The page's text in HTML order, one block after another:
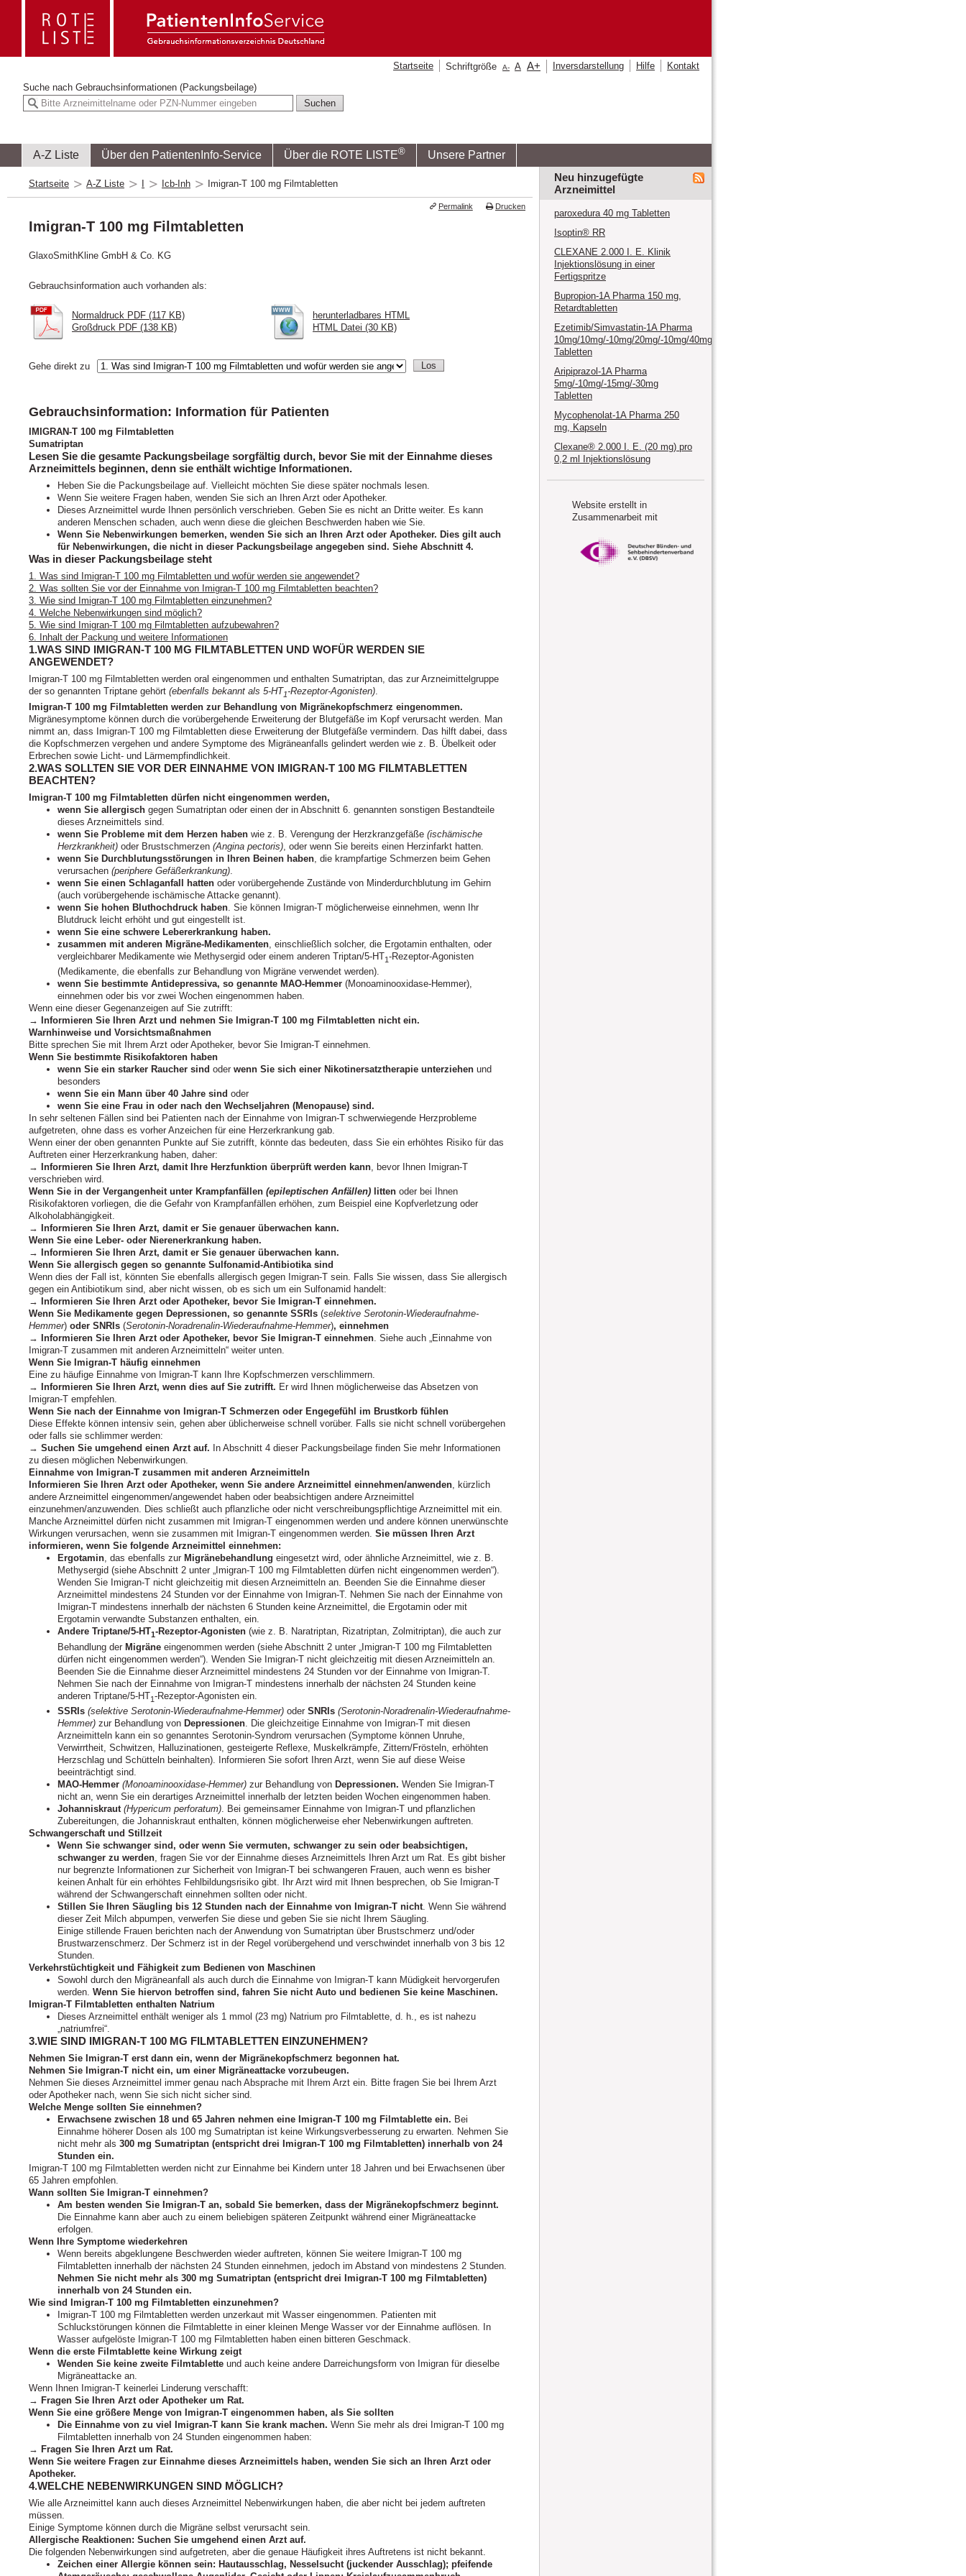
Suche nach Gebrauchsinformationen (Packungsbeilage)
A-Z Liste Über den PatientenInfo-Service Über die ROTE LISTE® Unsere Partner
Startseite Schriftgröße A- A A+ Inversdarstellung Hilfe Kontakt
Startseite A-Z Liste Icb-Inh Imigran-T 100 mg Filmtabletten
Imigran-T 100 mg Filmtabletten
GlaxoSmithKline GmbH & Co. KG
Gebrauchsinformation auch vorhanden als:
Normaldruck PDF (117 KB)
Großdruck PDF (138 KB)
herunterladbares HTML
HTML Datei (30 KB)
Gehe direkt zu
Gebrauchsinformation: Information für Patienten
IMIGRAN-T 100 mg Filmtabletten
Sumatriptan
Lesen Sie die gesamte Packungsbeilage sorgfältig durch, bevor Sie mit der Einnahme dieses
Arzneimittels beginnen, denn sie enthält wichtige Informationen.
Heben Sie die Packungsbeilage auf. Vielleicht möchten Sie diese später nochmals lesen.
Wenn Sie weitere Fragen haben, wenden Sie sich an Ihren Arzt oder Apotheker.
Dieses Arzneimittel wurde Ihnen persönlich verschrieben. Geben Sie es nicht an Dritte weiter. Es kann
anderen Menschen schaden, auch wenn diese die gleichen Beschwerden haben wie Sie.
Wenn Sie Nebenwirkungen bemerken, wenden Sie sich an Ihren Arzt oder Apotheker. Dies gilt auch
für Nebenwirkungen, die nicht in dieser Packungsbeilage angegeben sind. Siehe Abschnitt 4.
Was in dieser Packungsbeilage steht
1. Was sind Imigran-T 100 mg Filmtabletten und wofür werden sie angewendet?
2. Was sollten Sie vor der Einnahme von Imigran-T 100 mg Filmtabletten beachten?
3. Wie sind Imigran-T 100 mg Filmtabletten einzunehmen?
4. Welche Nebenwirkungen sind möglich?
5. Wie sind Imigran-T 100 mg Filmtabletten aufzubewahren?
6. Inhalt der Packung und weitere Informationen
1.WAS SIND IMIGRAN-T 100 MG FILMTABLETTEN UND WOFÜR WERDEN SIE
ANGEWENDET?
Imigran-T 100 mg Filmtabletten werden oral eingenommen und enthalten Sumatriptan, das zur Arzneimittelgruppe
der so genannten Triptane gehört (ebenfalls bekannt als 5-HT1-Rezeptor-Agonisten).
Imigran-T 100 mg Filmtabletten werden zur Behandlung von Migränekopfschmerz eingenommen.
Migränesymptome können durch die vorübergehende Erweiterung der Blutgefäße im Kopf verursacht werden. Man
nimmt an, dass Imigran-T 100 mg Filmtabletten diese Erweiterung der Blutgefäße vermindern. Das hilft dabei, dass
die Kopfschmerzen vergehen und andere Symptome des Migräneanfalls gelindert werden wie z. B. Übelkeit oder
Erbrechen sowie Licht- und Lärmempfindlichkeit.
2.WAS SOLLTEN SIE VOR DER EINNAHME VON IMIGRAN-T 100 MG FILMTABLETTEN
BEACHTEN?
Imigran-T 100 mg Filmtabletten dürfen nicht eingenommen werden,
wenn Sie allergisch gegen Sumatriptan oder einen der in Abschnitt 6. genannten sonstigen Bestandteile
dieses Arzneimittels sind.
wenn Sie Probleme mit dem Herzen haben wie z. B. Verengung der Herzkranzgefäße (ischämische
Herzkrankheit) oder Brustschmerzen (Angina pectoris) , oder wenn Sie bereits einen Herzinfarkt hatten.
wenn Sie Durchblutungsstörungen in Ihren Beinen haben , die krampfartige Schmerzen beim Gehen
verursachen (periphere Gefäßerkrankung)
wenn Sie einen Schlaganfall hatten oder vorübergehende Zustände von Minderdurchblutung im Gehirn
(auch vorübergehende ischämische Attacke genannt).
wenn Sie hohen Bluthochdruck haben . Sie können Imigran-T möglicherweise einnehmen, wenn Ihr
Blutdruck leicht erhöht und gut eingestellt ist.
wenn Sie eine schwere Lebererkrankung haben.
zusammen mit anderen Migräne-Medikamenten , einschließlich solcher, die Ergotamin enthalten, oder
vergleichbarer Medikamente wie Methysergid oder einem anderen Triptan/5-HT1-Rezeptor-Agonisten
(Medikamente, die ebenfalls zur Behandlung von Migräne verwendet werden).
wenn Sie bestimmte Antidepressiva, so genannte MAO-Hemmer (Monoaminooxidase-Hemmer),
einnehmen oder bis vor zwei Wochen eingenommen haben.
Wenn eine dieser Gegenanzeigen auf Sie zutrifft:
→ Informieren Sie Ihren Arzt und nehmen Sie Imigran-T 100 mg Filmtabletten nicht ein.
Warnhinweise und Vorsichtsmaßnahmen
Bitte sprechen Sie mit Ihrem Arzt oder Apotheker, bevor Sie Imigran-T einnehmen.
Wenn Sie bestimmte Risikofaktoren haben
wenn Sie ein starker Raucher sind oder wenn Sie sich einer Nikotinersatztherapie unterziehen und
besonders
wenn Sie ein Mann über 40 Jahre sind oder
wenn Sie eine Frau in oder nach den Wechseljahren (Menopause) sind.
In sehr seltenen Fällen sind bei Patienten nach der Einnahme von Imigran-T schwerwiegende Herzprobleme
aufgetreten, ohne dass es vorher Anzeichen für eine Herzerkrankung gab.
Wenn einer der oben genannten Punkte auf Sie zutrifft, könnte das bedeuten, dass Sie ein erhöhtes Risiko für das
Auftreten einer Herzerkrankung haben, daher:
→
Informieren Sie Ihren Arzt, damit Ihre Herzfunktion überprüft werden kann, bevor Ihnen Imigran-T
verschrieben wird.
Wenn Sie in der Vergangenheit unter Krampfanfällen (epileptischen Anfällen) litten oder bei Ihnen
Risikofaktoren vorliegen, die die Gefahr von Krampfanfällen erhöhen, zum Beispiel eine Kopfverletzung oder
Alkoholabhängigkeit.
→
Informieren Sie Ihren Arzt, damit er Sie genauer überwachen kann.
Wenn Sie eine Leber- oder Nierenerkrankung haben.
→
Informieren Sie Ihren Arzt, damit er Sie genauer überwachen kann.
Wenn Sie allergisch gegen so genannte Sulfonamid-Antibiotika sind
Wenn dies der Fall ist, könnten Sie ebenfalls allergisch gegen Imigran-T sein. Falls Sie wissen, dass Sie allergisch
gegen ein Antibiotikum sind, aber nicht wissen, ob es sich um ein Sulfonamid handelt:
→
Informieren Sie Ihren Arzt oder Apotheker, bevor Sie Imigran-T einnehmen.
Wenn Sie Medikamente gegen Depressionen, so genannte SSRIs (selektive Serotonin-Wiederaufnahme-
Hemmer) oder SNRIs (Serotonin-Noradrenalin-Wiederaufnahme-Hemmer), einnehmen
→
Informieren Sie Ihren Arzt oder Apotheker, bevor Sie Imigran-T einnehmen. Siehe auch „Einnahme von
Imigran-T zusammen mit anderen Arzneimitteln“ weiter unten.
Wenn Sie Imigran-T häufig einnehmen
Eine zu häufige Einnahme von Imigran-T kann Ihre Kopfschmerzen verschlimmern.
→
Informieren Sie Ihren Arzt, wenn dies auf Sie zutrifft. Er wird Ihnen möglicherweise das Absetzen von
Imigran-T empfehlen.
Wenn Sie nach der Einnahme von Imigran-T Schmerzen oder Engegefühl im Brustkorb fühlen
Diese Effekte können intensiv sein, gehen aber üblicherweise schnell vorüber. Falls sie nicht schnell vorübergehen
oder falls sie schlimmer werden:
→ Suchen Sie umgehend einen Arzt auf. In Abschnitt 4 dieser Packungsbeilage finden Sie mehr Informationen
zu diesen möglichen Nebenwirkungen.
Einnahme von Imigran-T zusammen mit anderen Arzneimitteln
Informieren Sie Ihren Arzt oder Apotheker, wenn Sie andere Arzneimittel einnehmen/anwenden, kürzlich
andere Arzneimittel eingenommen/angewendet haben oder beabsichtigen andere Arzneimittel
einzunehmen/anzuwenden. Dies schließt auch pflanzliche oder nicht verschreibungspflichtige Arzneimittel mit ein.
Manche Arzneimittel dürfen nicht zusammen mit Imigran-T eingenommen werden und andere können unerwünschte
Wirkungen verursachen, wenn sie zusammen mit Imigran-T eingenommen werden. Sie müssen Ihren Arzt
informieren, wenn Sie folgende Arzneimittel einnehmen:
Ergotamin, das ebenfalls zur Migränebehandlung eingesetzt wird, oder ähnliche Arzneimittel, wie z. B.
Methysergid (siehe Abschnitt 2 unter „Imigran-T 100 mg Filmtabletten dürfen nicht eingenommen werden“).
Wenden Sie Imigran-T nicht gleichzeitig mit diesen Arzneimitteln an. Beenden Sie die Einnahme dieser
Arzneimittel mindestens 24 Stunden vor der Einnahme von Imigran-T. Nehmen Sie nach der Einnahme von
Imigran-T mindestens innerhalb der nächsten 6 Stunden keine Arzneimittel, die Ergotamin oder mit
Ergotamin verwandte Substanzen enthalten, ein.
Andere Triptane/5-HT1-Rezeptor-Agonisten (wie z. B. Naratriptan, Rizatriptan, Zolmitriptan), die auch zur
Behandlung der Migräne eingenommen werden (siehe Abschnitt 2 unter „Imigran-T 100 mg Filmtabletten
dürfen nicht eingenommen werden“). Wenden Sie Imigran-T nicht gleichzeitig mit diesen Arzneimitteln an.
Beenden Sie die Einnahme dieser Arzneimittel mindestens 24 Stunden vor der Einnahme von Imigran-T.
Nehmen Sie nach der Einnahme von Imigran-T mindestens innerhalb der nächsten 24 Stunden keine
anderen Triptane/5-HT1-Rezeptor-Agonisten ein.
SSRIs (selektive Serotonin-Wiederaufnahme-Hemmer) oder SNRIs (Serotonin-Noradrenalin-Wiederaufnahme-
Hemmer) zur Behandlung von Depressionen. Die gleichzeitige Einnahme von Imigran-T mit diesen
Arzneimitteln kann ein so genanntes Serotonin-Syndrom verursachen (Symptome können Unruhe,
Verwirrtheit, Schwitzen, Halluzinationen, gesteigerte Reflexe, Muskelkrämpfe, Zittern/Frösteln, erhöhten
Herzschlag und Schütteln beinhalten). Informieren Sie sofort Ihren Arzt, wenn Sie auf diese Weise
beeinträchtigt sind.
MAO-Hemmer (Monoaminooxidase-Hemmer) zur Behandlung von Depressionen. Wenden Sie Imigran-T
nicht an, wenn Sie ein derartiges Arzneimittel innerhalb der letzten beiden Wochen eingenommen haben.
Johanniskraut (Hypericum perforatum). Bei gemeinsamer Einnahme von Imigran-T und pflanzlichen
Zubereitungen, die Johanniskraut enthalten, können möglicherweise eher Nebenwirkungen auftreten.
Schwangerschaft und Stillzeit
Wenn Sie schwanger sind, oder wenn Sie vermuten, schwanger zu sein oder beabsichtigen,
schwanger zu werden, fragen Sie vor der Einnahme dieses Arzneimittels Ihren Arzt um Rat. Es gibt bisher
nur begrenzte Informationen zur Sicherheit von Imigran-T bei schwangeren Frauen, auch wenn es bisher
keinen Anhalt für ein erhöhtes Fehlbildungsrisiko gibt. Ihr Arzt wird mit Ihnen besprechen, ob Sie Imigran-T
während der Schwangerschaft einnehmen sollten oder nicht.
Stillen Sie Ihren Säugling bis 12 Stunden nach der Einnahme von Imigran-T nicht. Wenn Sie während
dieser Zeit Milch abpumpen, verwerfen Sie diese und geben Sie sie nicht Ihrem Säugling.
Einige stillende Frauen berichten nach der Anwendung von Sumatriptan über Brustschmerz und/oder
Brustwarzenschmerz. Der Schmerz ist in der Regel vorübergehend und verschwindet innerhalb von 3 bis 12
Stunden.
Verkehrstüchtigkeit und Fähigkeit zum Bedienen von Maschinen
Sowohl durch den Migräneanfall als auch durch die Einnahme von Imigran-T kann Müdigkeit hervorgerufen
werden. Wenn Sie hiervon betroffen sind, fahren Sie nicht Auto und bedienen Sie keine Maschinen.
Imigran-T Filmtabletten enthalten Natrium
Dieses Arzneimittel enthält weniger als 1 mmol (23 mg) Natrium pro Filmtablette, d. h., es ist nahezu
„natriumfrei“.
3.WIE SIND IMIGRAN-T 100 MG FILMTABLETTEN EINZUNEHMEN?
Nehmen Sie Imigran-T erst dann ein, wenn der Migränekopfschmerz begonnen hat.
Nehmen Sie Imigran-T nicht ein, um einer Migräneattacke vorzubeugen.
Nehmen Sie dieses Arzneimittel immer genau nach Absprache mit Ihrem Arzt ein. Bitte fragen Sie bei Ihrem Arzt
oder Apotheker nach, wenn Sie sich nicht sicher sind.
Welche Menge sollten Sie einnehmen?
Erwachsene zwischen 18 und 65 Jahren nehmen eine Imigran-T 100 mg Filmtablette ein. Bei
Einnahme höherer Dosen als 100 mg Sumatriptan ist keine Wirkungsverbesserung zu erwarten. Nehmen Sie
nicht mehr als 300 mg Sumatriptan (entspricht drei Imigran-T 100 mg Filmtabletten) innerhalb von 24
Stunden ein.
Imigran-T 100 mg Filmtabletten werden nicht zur Einnahme bei Kindern unter 18 Jahren und bei Erwachsenen über
65 Jahren empfohlen.
Wann sollten Sie Imigran-T einnehmen?
Am besten wenden Sie Imigran-T an, sobald Sie bemerken, dass der Migränekopfschmerz beginnt.
Die Einnahme kann aber auch zu einem beliebigen späteren Zeitpunkt während einer Migräneattacke
erfolgen.
Wenn Ihre Symptome wiederkehren
Wenn bereits abgeklungene Beschwerden wieder auftreten, können Sie weitere Imigran-T 100 mg
Filmtabletten innerhalb der nächsten 24 Stunden einnehmen, jedoch im Abstand von mindestens 2 Stunden.
Nehmen Sie nicht mehr als 300 mg Sumatriptan (entspricht drei Imigran-T 100 mg Filmtabletten)
innerhalb von 24 Stunden ein.
Wie sind Imigran-T 100 mg Filmtabletten einzunehmen?
Imigran-T 100 mg Filmtabletten werden unzerkaut mit Wasser eingenommen. Patienten mit
Schluckstörungen können die Filmtablette in einer kleinen Menge Wasser vor der Einnahme auflösen. In
Wasser aufgelöste Imigran-T 100 mg Filmtabletten haben einen bitteren Geschmack.
Wenn die erste Filmtablette keine Wirkung zeigt
Wenden Sie keine zweite Filmtablette und auch keine andere Darreichungsform von Imigran für dieselbe
Migräneattacke an.
Wenn Ihnen Imigran-T keinerlei Linderung verschafft:
→ Fragen Sie Ihren Arzt oder Apotheker um Rat.
Wenn Sie eine größere Menge von Imigran-T eingenommen haben, als Sie sollten
Die Einnahme von zu viel Imigran-T kann Sie krank machen. Wenn Sie mehr als drei Imigran-T 100 mg
Filmtabletten innerhalb von 24 Stunden eingenommen haben:
→ Fragen Sie Ihren Arzt um Rat.
Wenn Sie weitere Fragen zur Einnahme dieses Arzneimittels haben, wenden Sie sich an Ihren Arzt oder
Apotheker.
4.WELCHE NEBENWIRKUNGEN SIND MÖGLICH?
Wie alle Arzneimittel kann auch dieses Arzneimittel Nebenwirkungen haben, die aber nicht bei jedem auftreten
müssen.
Einige Symptome können durch die Migräne selbst verursacht sein.
Allergische Reaktionen: Suchen Sie umgehend einen Arzt auf.
Die folgenden Nebenwirkungen sind aufgetreten, aber die genaue Häufigkeit ihres Auftretens ist nicht bekannt.
Zeichen einer Allergie können sein: Hautausschlag, Nesselsucht (juckender Ausschlag); pfeifende
Permalink Drucken
Neu hinzugefügte
Arzneimittel
paroxedura 40 mg Tabletten
Isoptin® RR
CLEXANE 2.000 I. E. Klinik
Injektionslösung in einer
Fertigspritze
Bupropion-1A Pharma 150 mg,
Retardtabletten
Ezetimib/Simvastatin-1A Pharma
10mg/10mg/-10mg/20mg/-10mg/40mg/-10mg/80mg
Tabletten
Aripiprazol-1A Pharma
5mg/-10mg/-15mg/-30mg
Tabletten
Mycophenolat-1A Pharma 250
mg, Kapseln
Clexane® 2.000 I. E. (20 mg) pro
0,2 ml Injektionslösung
Website erstellt in
Zusammenarbeit mit